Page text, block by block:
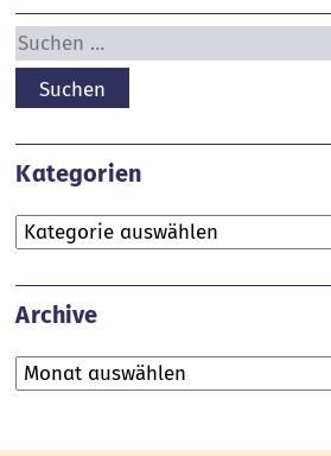
Suchen
nach:
Kategorien
Kategorien
Archive
Archive